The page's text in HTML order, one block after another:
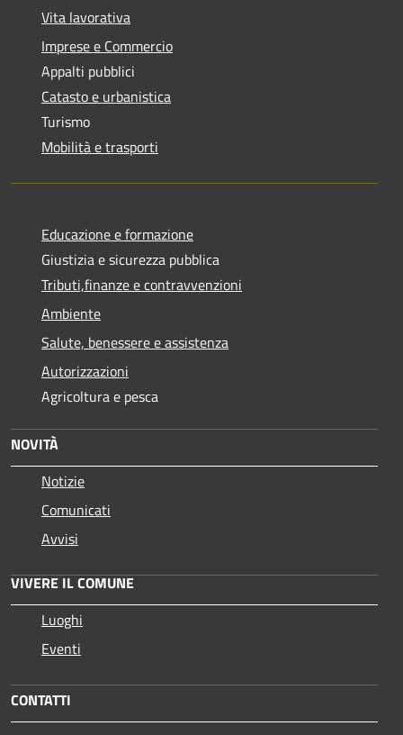
Vita lavorativa
Imprese e Commercio
Appalti pubblici
Catasto e urbanistica
Turismo
Mobilità e trasporti
Educazione e formazione
Giustizia e sicurezza pubblica
Tributi,finanze e contravvenzioni
Ambiente
Salute, benessere e assistenza
Autorizzazioni
Agricoltura e pesca
NOVITÀ
Notizie
Comunicati
Avvisi
VIVERE IL COMUNE
Luoghi
Eventi
CONTATTI